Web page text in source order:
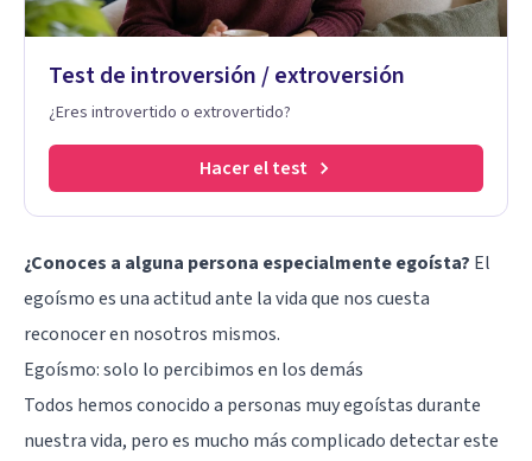
Test de introversión / extroversión
¿Eres introvertido o extrovertido?
Hacer el test
¿Conoces a alguna persona especialmente egoísta? El
egoísmo es una actitud ante la vida que nos cuesta
reconocer en nosotros mismos.
Egoísmo: solo lo percibimos en los demás
Todos hemos conocido a personas muy egoístas durante
nuestra vida, pero es mucho más complicado detectar este